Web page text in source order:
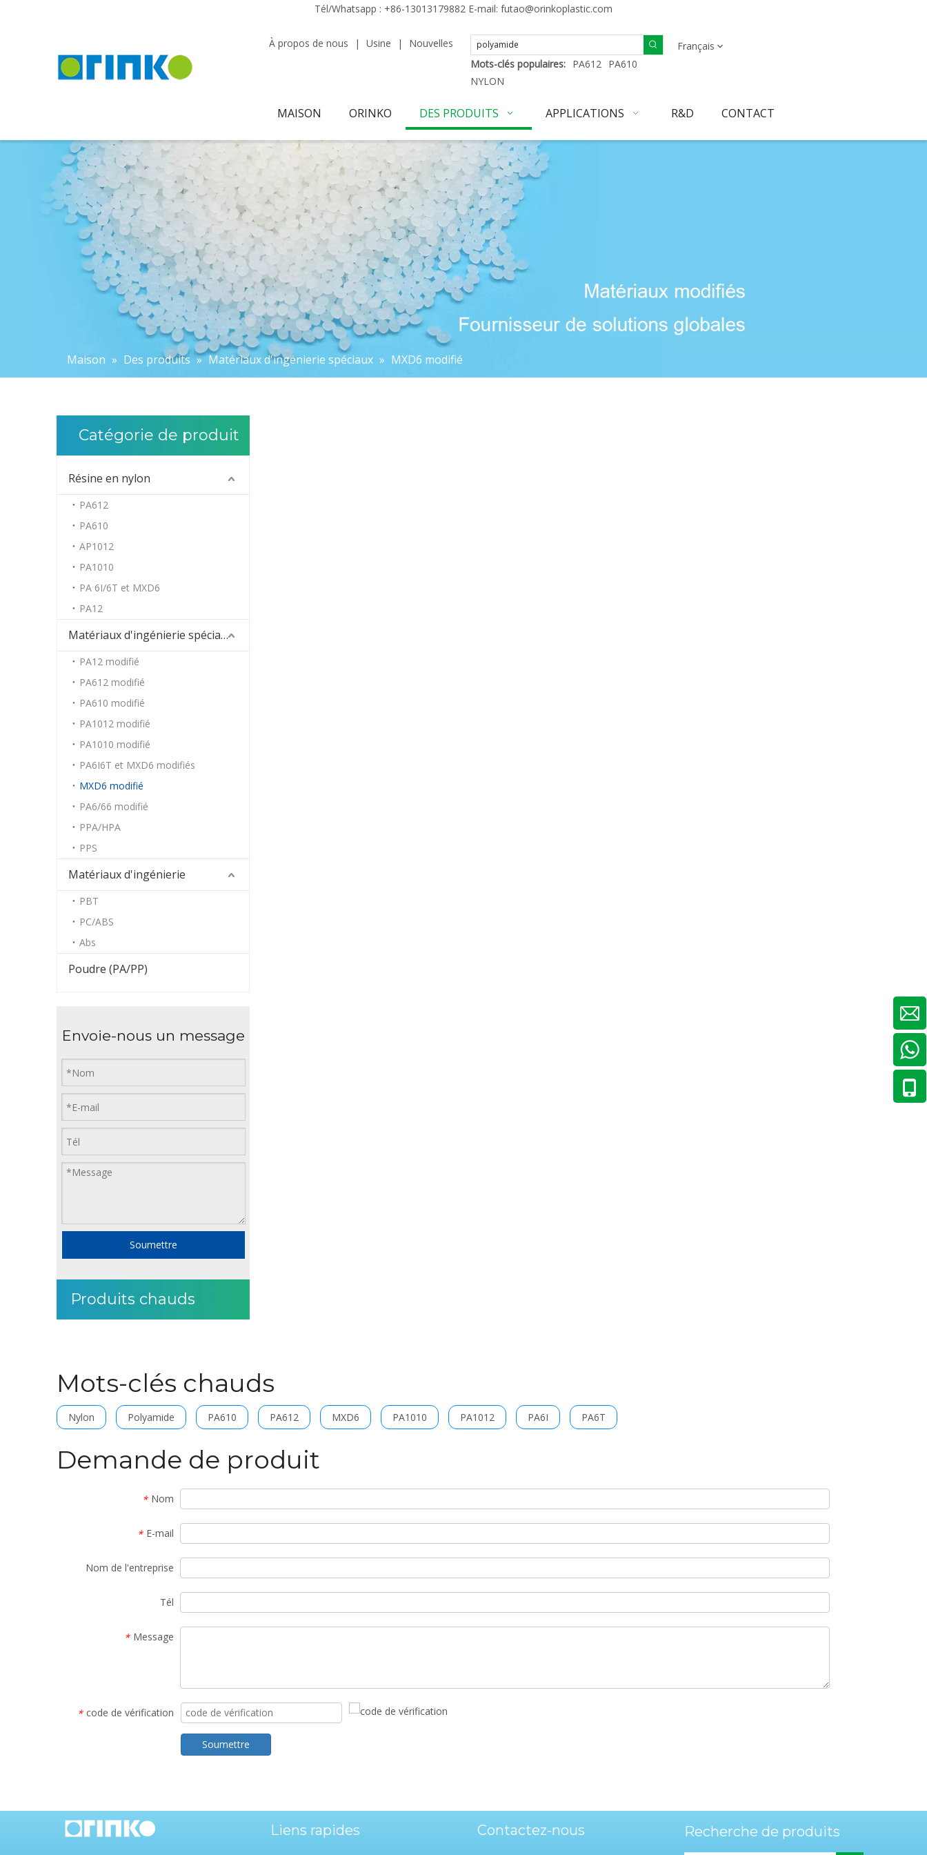
Tél/Whatsapp : +86-13013179882 E-mail: futao@orinkoplastic.com
À propos de nous | Usine |
Nouvelles
Mots-clés populaires: PA612 PA610
NYLON
Français
MAISON ORINKO DES PRODUITS APPLICATIONS R&D CONTACT
Maison » Des produits » Matériaux d'ingénierie spéciaux » MXD6 modifié
Catégorie de produit
Résine en nylon
PA612
PA610
AP1012
PA1010
PA 6I/6T et MXD6
PA12
Matériaux d'ingénierie spéciaux
PA12 modifié
PA612 modifié
PA610 modifié
PA1012 modifié
PA1010 modifié
PA6I6T et MXD6 modifiés
MXD6 modifié
PA6/66 modifié
PPA/HPA
PPS
Matériaux d'ingénierie
PBT
PC/ABS
Abs
Poudre (PA/PP)
Envoie-nous un message
Soumettre
Produits chauds
Mots-clés chauds
Nylon Polyamide PA610 PA612 MXD6 PA1010 PA1012 PA6I PA6T
Demande de produit
* Nom
* E-mail
Nom de l'entreprise
Tél
* Message
* code de vérification
Soumettre
Liens rapides Contactez-nous Recherche de produits